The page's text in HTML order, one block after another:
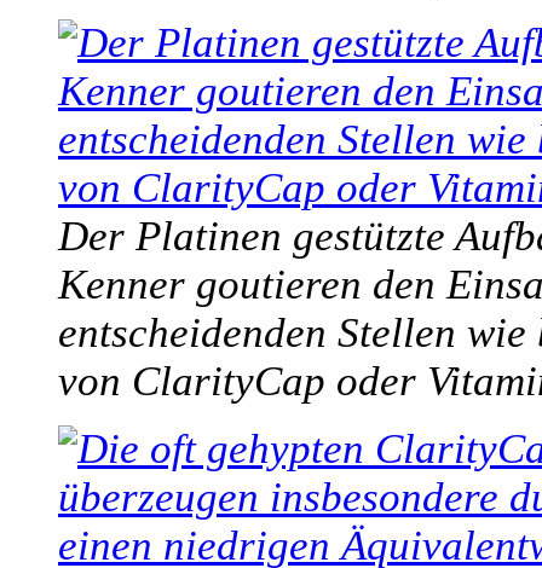
Der Platinen gestützte
Kenner goutieren den
entscheidenden Stellen
von ClarityCap oder